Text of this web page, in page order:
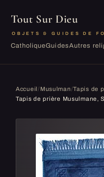
Tout Sur Dieu
OBJETS & GUIDES DE
CatholiqueGuidesAutres
Accueil/ Musulman/Tapis de